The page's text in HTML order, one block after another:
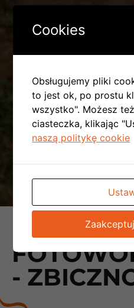
-
Cookies
Obsługujemy pliki
to jest ok, po prostu
wszystko". Możesz
ciasteczka, klikając
naszą politykę cookie